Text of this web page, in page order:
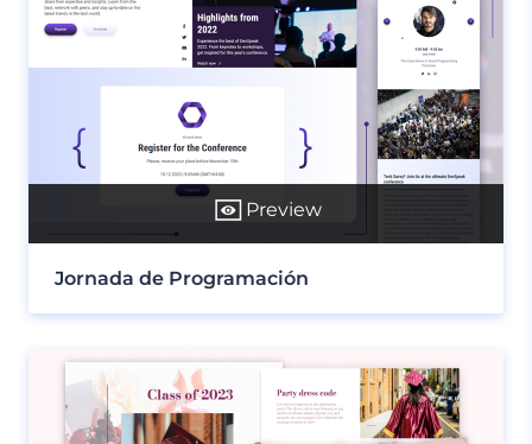
Preview
Jornada de Programación